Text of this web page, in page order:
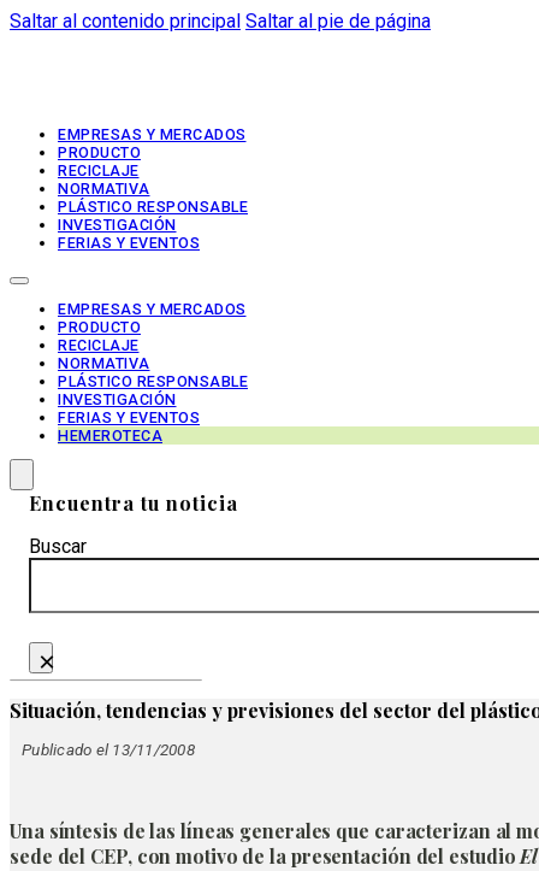
Saltar al contenido principal Saltar al pie de página
EMPRESAS Y MERCADOS
PRODUCTO
RECICLAJE
NORMATIVA
PLÁSTICO RESPONSABLE
INVESTIGACIÓN
FERIAS Y EVENTOS
EMPRESAS Y MERCADOS
PRODUCTO
RECICLAJE
NORMATIVA
PLÁSTICO RESPONSABLE
INVESTIGACIÓN
FERIAS Y EVENTOS
HEMEROTECA
Encuentra tu noticia
Buscar
×
Situación, tendencias y previsiones del sector del
Publicado el 13/11/2008
Una síntesis de las líneas generales que caracterizan al
sede del CEP, con motivo de la presentación del estudio